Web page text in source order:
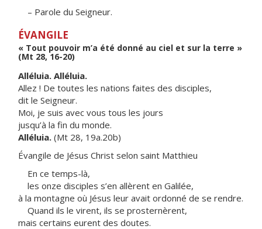
– Parole du Seigneur.
ÉVANGILE
« Tout pouvoir m’a été donné au ciel et sur la terre »
(Mt 28, 16-20)
Alléluia. Alléluia.
Allez ! De toutes les nations faites des disciples,
dit le Seigneur.
Moi, je suis avec vous tous les jours
jusqu’à la fin du monde.
Alléluia. (Mt 28, 19a.20b)
Évangile de Jésus Christ selon saint Matthieu
En ce temps-là,
les onze disciples s’en allèrent en Galilée,
à la montagne où Jésus leur avait ordonné de se rendre.
Quand ils le virent, ils se prosternèrent,
mais certains eurent des doutes.